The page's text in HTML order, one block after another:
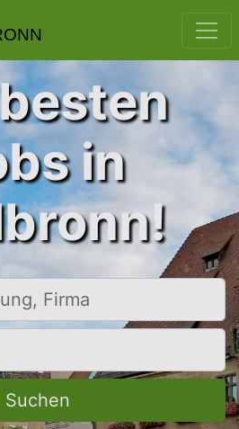
in
Suchen